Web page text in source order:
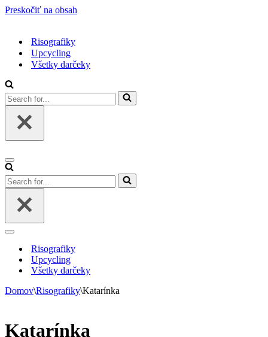
Preskočiť na obsah
Risografiky
Upcycling
Všetky darčeky
Search
for...
Menu
navigácie
Search
for...
Menu
navigácieRisografiky
Upcycling
Všetky darčeky
Domov\Risografiky\Katarínka
Katarínka